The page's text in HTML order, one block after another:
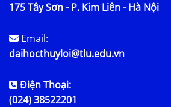
175 Tây Sơn - P. Kim Liên - Hà Nội
Email:
daihocthuyloi@tlu.edu.vn
Điện Thoại:
(024) 38522201